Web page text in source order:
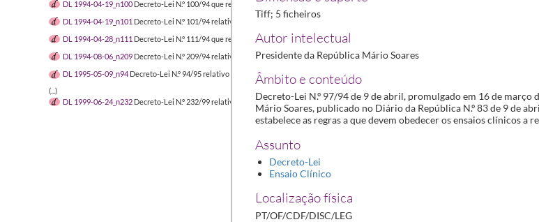
DL 1994-04-19_n100 Decreto-Lei N.º 100/94 que regula publicidade dos medicamentos de uso humano
DL 1994-04-19_n101 Decreto-Lei N.º 101/94 relativo à rotulagem e folheto informativo
DL 1994-04-28_n111 Decreto-Lei N.º 111/94 que regulamenta inscrição de farmacêuticos nacionais dos estados membros da comunidade
DL 1994-08-06_n209 Decreto-Lei N.º 209/94 relativo à classificação de medicamentos quanto à dispensa ao público
DL 1995-05-09_n94 Decreto-Lei N.º 94/95 relativo a produtos homeopáticos para uso humano
(...)
DL 1999-06-24_n232 Decreto-Lei N.º 232/99 relativo aos medicamentos para uso veterinário 1999-06-24/1999-06-24
Tiff; 5 ficheiros
Autor intelectual
Presidente da República Mário Soares
Âmbito e conteúdo
Decreto-Lei N.º 97/94 de 9 de abril, promulgado em 16 de março
Mário Soares, publicado no Diário da República N.º 83 de 9 de
estabelece as regras a que devem obedecer os ensaios clínicos a
Assunto
Decreto-Lei
Ensaio Clínico
Localização física
PT/OF/CDF/DISC/LEG